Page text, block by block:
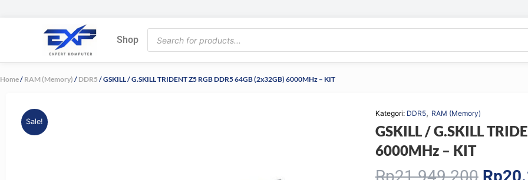
Shop
Products
search
Home/ RAM (Memory) / DDR5 / GSKILL / G.SKILL TRIDENT Z5 RGB DDR5 64GB (2x32GB) 6000MHz – KIT
Sale!
Kategori: DDR5, RAM (Memory)
GSKILL / G.SKILL
6000MHz – KIT